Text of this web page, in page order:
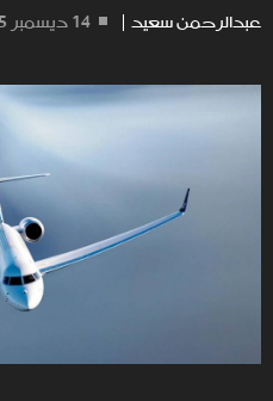
عبدالرحمن سعيد | 14 ديسمبر 2025